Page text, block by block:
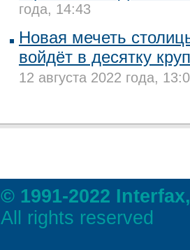
года, 14:43
Новая мечеть
войдёт в десятку
12 августа 2022 года,
© 1991-2022
All rights reserved